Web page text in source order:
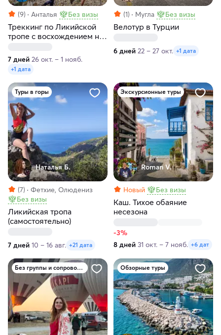
(9) Анталья Без визы
Треккинг по Ликийской
тропе с восхождением на
7 дней 26 окт. – 1 нояб.
+1 дата
(1) Мугла Без визы
Велотур в Турции
6 дней 22 – 27 окт. +1 дата
Туры в горы
Наталья Б.
(7)
Фетхие, Олюдениз
Без визы
Ликийская тропа
(самостоятельно)
7 дней 10 – 16 авг. +21 дата
Экскурсионные туры
Roman V.
Новый Без визы
Каш. Тихое обаяние
несезона
-3%
8 дней 31 окт. – 7 нояб. +6 дат
Без группы и сопровождения Обзорные туры